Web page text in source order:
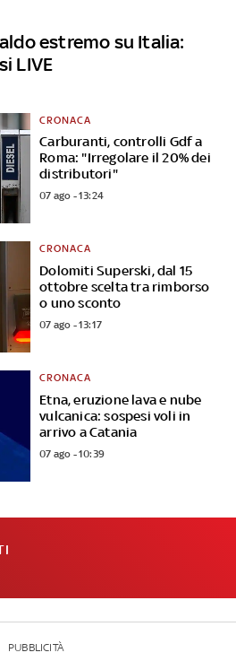
estremo su Italia:
LIVE
Carburanti, controlli Gdf a
Roma: "Irregolare il 20% dei
distributori"
CRONACA
07 ago - 13:24
Dolomiti Superski, dal 15
ottobre scelta tra rimborso
o uno sconto
CRONACA
07 ago - 13:17
Etna, eruzione lava e nube
vulcanica: sospesi voli in
arrivo a Catania
CRONACA
07 ago - 10:39
PUBBLICITÀ